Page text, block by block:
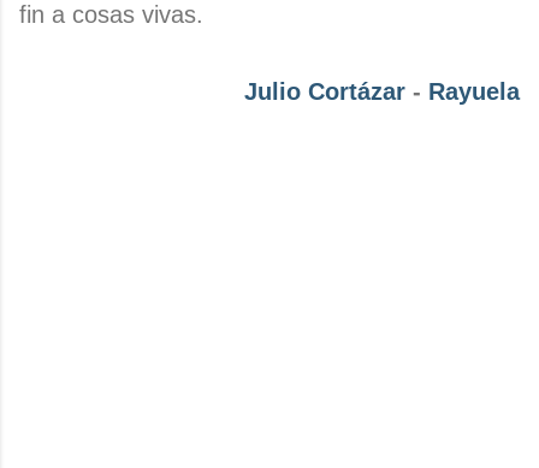
fin a cosas vivas.
Julio Cortázar - Rayuela